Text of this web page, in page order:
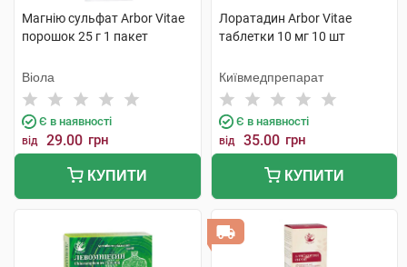
Магнію сульфат Arbor Vitae
порошок 25 г 1 пакет
Віола
Є в наявності
від 29.00 грн
КУПИТИ
Лоратадин Arbor Vitae
таблетки 10 мг 10 шт
Київмедпрепарат
Є в наявності
від 35.00 грн
КУПИТИ